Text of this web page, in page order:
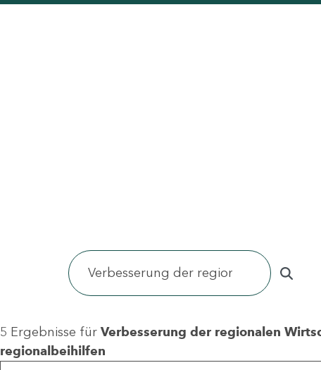
5 Ergebnisse für Verbesserung der regionalen
regionalbeihilfen